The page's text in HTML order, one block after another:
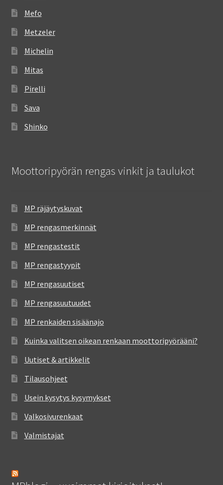
Mefo
Metzeler
Michelin
Mitas
Pirelli
Sava
Shinko
Moottoripyörän rengas vinkit ja taulukot
MP räjäytyskuvat
MP rengasmerkinnät
MP rengastestit
MP rengastyypit
MP rengasuutiset
MP rengasuutuudet
MP renkaiden sisäänajo
Kuinka valitsen oikean renkaan moottoripyörääni?
Uutiset & artikkelit
Tilausohjeet
Usein kysytys kysymykset
Valkosivurenkaat
Valmistajat